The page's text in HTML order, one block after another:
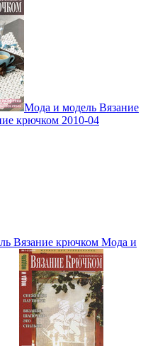
Мода и модель Вязание
крючком 2010-04
Вязание крючком Мода и